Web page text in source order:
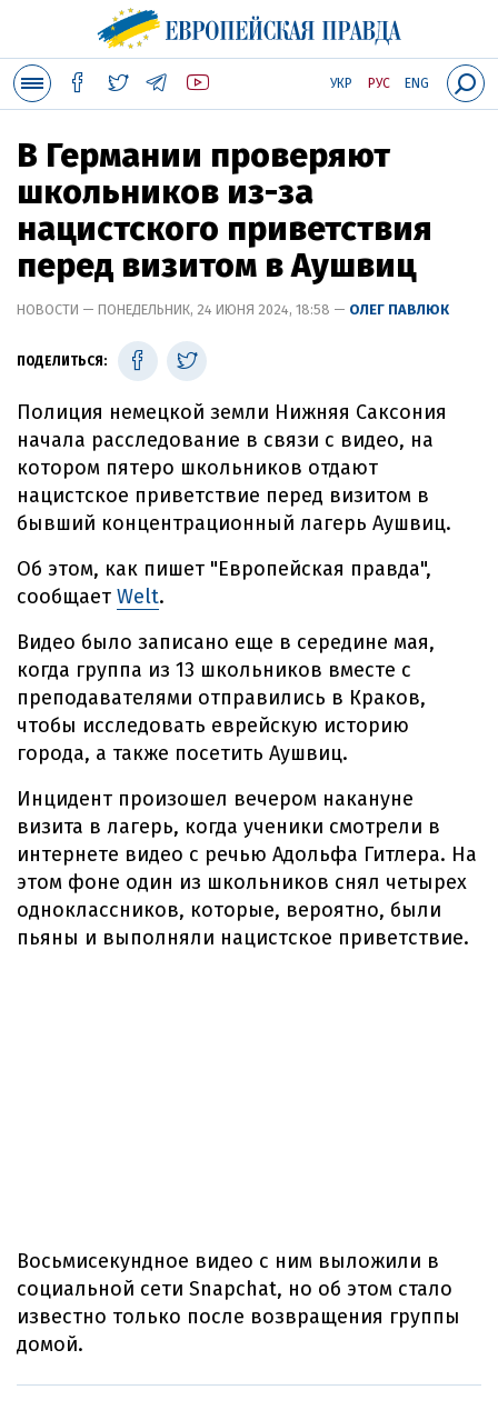
УКР РУС ENG
В Германии проверяют
школьников из-за
нацистского приветствия
перед визитом в Аушвиц
НОВОСТИ — ПОНЕДЕЛЬНИК, 24 ИЮНЯ 2024, 18:58 — ОЛЕГ ПАВЛЮК
ПОДЕЛИТЬСЯ:
Полиция немецкой земли Нижняя Саксония
начала расследование в связи с видео, на
котором пятеро школьников отдают
нацистское приветствие перед визитом в
бывший концентрационный лагерь Аушвиц.
Об этом, как пишет "Европейская правда",
сообщает Welt.
Видео было записано еще в середине мая,
когда группа из 13 школьников вместе с
преподавателями отправились в Краков,
чтобы исследовать еврейскую историю
города, а также посетить Аушвиц.
Инцидент произошел вечером накануне
визита в лагерь, когда ученики смотрели в
интернете видео с речью Адольфа Гитлера. На
этом фоне один из школьников снял четырех
одноклассников, которые, вероятно, были
пьяны и выполняли нацистское приветствие.
Восьмисекундное видео с ним выложили в
социальной сети Snapchat, но об этом стало
известно только после возвращения группы
домой.